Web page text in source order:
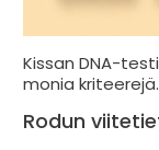
Kissan DNA-
monia kriteerejä.
Rodun